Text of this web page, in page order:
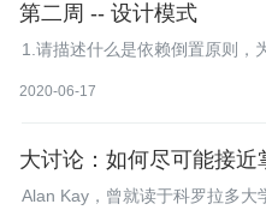
第二周 -- 设计模式
1.请描述什么是依赖倒置原则，
2020-06-17
大讨论：如何尽可能接近
Alan Kay，曾就读于科罗拉多大